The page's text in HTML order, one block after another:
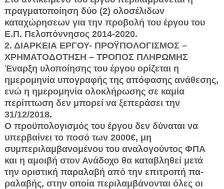
πραγματοποίηση δύο (2) ολοσέλιδων
καταχώρησεων για την προβολή του έργου του
Ε.Π. Πελοπόν­νησος 2014-2020.
2. ΔΙΑΡΚΕΙΑ ΕΡΓΟΥ- ΠΡΟΫΠΟΛΟΓΙΣΜΟΣ –
ΧΡΗΜΑΤΟΔΟΤΗΣΗ – ΤΡΟΠΟΣ ΠΛΗ­ΡΩΜΗΣ
Έναρξη υλοποίησης του έργου ορίζεται η
ημερομηνία υπογραφής της απόφασης ανάθεσης,
ενώ η ημερομηνία ολοκλήρωσης σε καμία
περίπτωση δεν μπορεί να ξεπεράσει την
31/12/2018.
Ο προϋπολογισμός του έργου δεν δύναται να
υπερβαίνει το ποσό των 2000€, μη
συμπεριλαμβανομένου του αναλογούντος ΦΠΑ
και η αμοιβή στον Ανάδοχο θα καταβληθεί μετά
την οριστική παραλαβή από την επιτροπή πα­
ραλαβής, στην οποία περιλαμβάνονται όλες οι